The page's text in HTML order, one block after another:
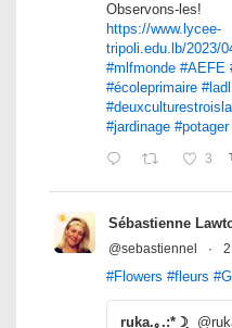
Observons-les!
https://www.lycee-
tripoli.edu.lb/2023/
#mlfmonde #AEFE
#écoleprimaire #ladl
#jardinage #potager
3
Sébastienne
@sebastiennel ·
#Flowers #fleurs
ruka.｡.:*☽ฺ